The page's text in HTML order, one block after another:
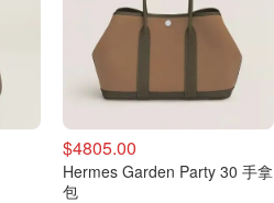
$4805.00
Hermes Garden Party 30 手拿
包